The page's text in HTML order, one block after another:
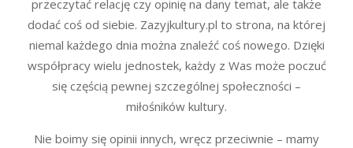
przeczytać relację czy opinię na dany temat, ale także
dodać coś od siebie. Zazyjkultury.pl to strona, na której
niemal każdego dnia można znaleźć coś nowego. Dzięki
współpracy wielu jednostek, każdy z Was może poczuć
się częścią pewnej szczególnej społeczności –
miłośników kultury.
Nie boimy się opinii innych, wręcz przeciwnie – mamy